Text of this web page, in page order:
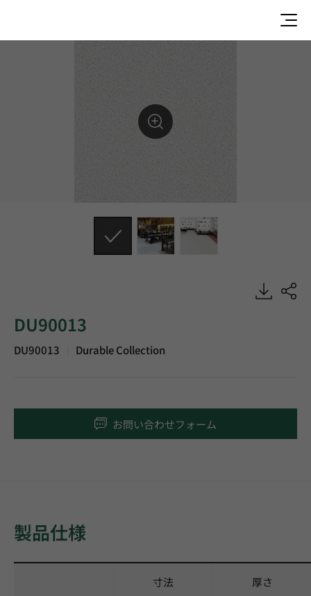
DU90013, Durable, Heterogeneous Sheet, HFLOR
DU90013
DU90013 Durable Collection
お問い合わせフォーム
製品仕様
寸法 厚さ